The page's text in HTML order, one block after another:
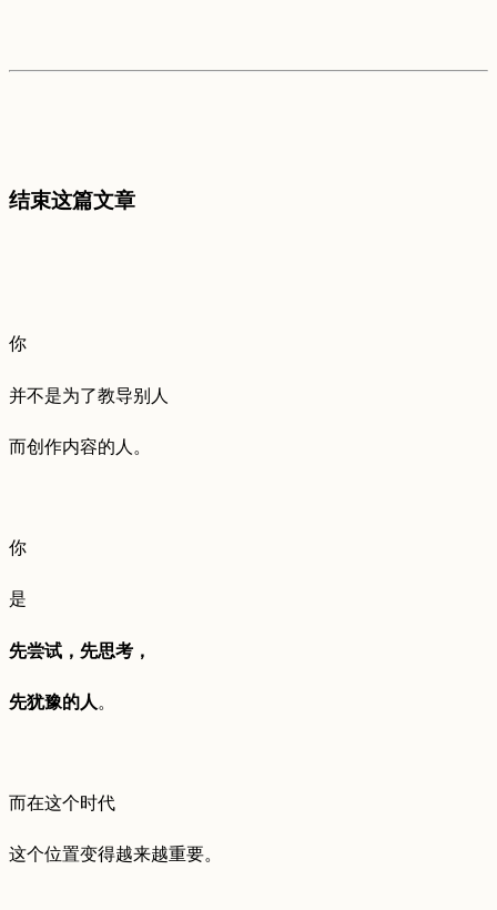
结束这篇文章
你
并不是为了教导别人
而创作内容的人。
你
是
先尝试，先思考，
先犹豫的人。
而在这个时代
这个位置变得越来越重要。